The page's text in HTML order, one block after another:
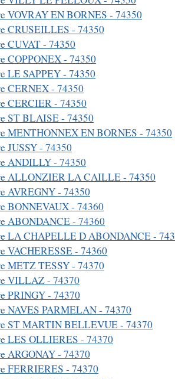
VOVRAY EN BORNES - 74350
CRUSEILLES - 74350
CUVAT - 74350
COPPONEX - 74350
LE SAPPEY - 74350
CERNEX - 74350
CERCIER - 74350
ST BLAISE - 74350
MENTHONNEX EN BORNES - 74350
JUSSY - 74350
ANDILLY - 74350
ALLONZIER LA CAILLE - 74350
AVREGNY - 74350
BONNEVAUX - 74360
ABONDANCE - 74360
LA CHAPELLE D ABONDANCE -
VACHERESSE - 74360
METZ TESSY - 74370
VILLAZ - 74370
PRINGY - 74370
NAVES PARMELAN - 74370
ST MARTIN BELLEVUE - 74370
LES OLLIERES - 74370
ARGONAY - 74370
FERRIERES - 74370